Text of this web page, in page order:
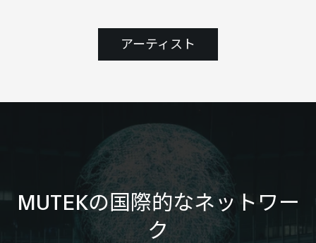
アーティスト
MUTEKの国際的なネットワー
ク